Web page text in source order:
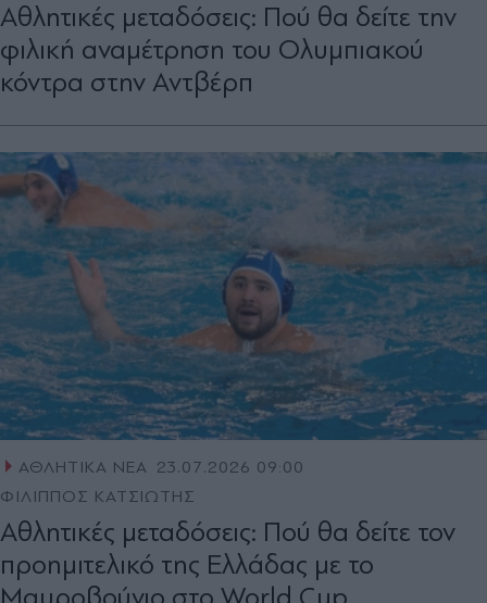
Αθλητικές μεταδόσεις: Πού θα δείτε την
φιλική αναμέτρηση του Ολυμπιακού
κόντρα στην Αντβέρπ
ΑΘΛΗΤΙΚΑ ΝΕΑ 23.07.2026 09:00
ΦΙΛΙΠΠΟΣ ΚΑΤΣΙΩΤΗΣ
Αθλητικές μεταδόσεις: Πού θα δείτε τον
προημιτελικό της Ελλάδας με το